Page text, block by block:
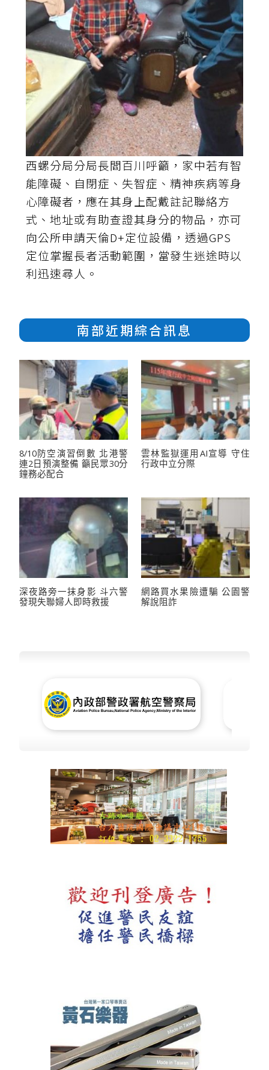
西螺分局分局長閻百川呼籲，家中若有智
能障礙、自閉症、失智症、精神疾病等身
心障礙者，應在其身上配戴註記聯絡方
式、地址或有助查證其身分的物品，亦可
向公所申請天倫D+定位設備，透過GPS
定位掌握長者活動範圍，當發生迷途時以
利迅速尋人。
南部近期綜合訊息
8/10防空演習倒數 北港警
連2日預演整備 籲民眾30分
鐘務必配合
雲林監獄運用AI宣導 守住
行政中立分際
深夜路旁一抹身影 斗六警
發現失聯婦人即時救援
網路買水果險遭騙 公園警
解說阻詐